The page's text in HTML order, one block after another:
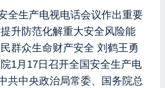
全生产电视电话会议作出重要
升防范化解重大安全风险能
群众生命财产安全 刘鹤王勇
1月17日召开全国安全生产电
共中央政治局常委、国务院总